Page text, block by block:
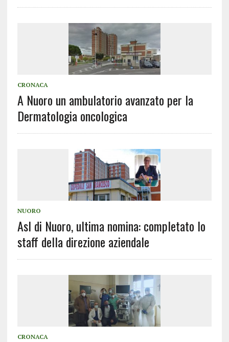
CRONACA
A Nuoro un ambulatorio avanzato per la
Dermatologia oncologica
NUORO
Asl di Nuoro, ultima nomina: completato lo
staff della direzione aziendale
CRONACA